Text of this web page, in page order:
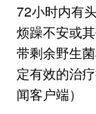
72小时内有
烦躁不安或
带剩余野生
定有效的治
闻客户端）